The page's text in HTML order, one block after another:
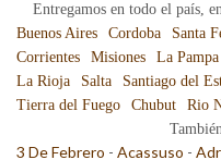
Entregamos en todo el país,
Buenos Aires
Cordoba Santa
Corrientes
Misiones La Pampa
La Rioja
Salta Santiago del
Tierra del Fuego
Chubut Rio
3 De Febrero - Acassuso -